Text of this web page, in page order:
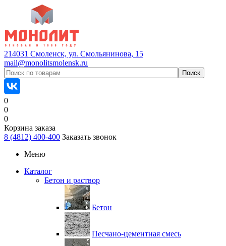
214031 Смоленск, ул. Смольянинова, 15
mail@monolitsmolensk.ru
0
0
0
Корзина заказа
8 (4812) 400-400 Заказать звонок
Меню
Каталог
Бетон и раствор
Бетон
Песчано-цементная смесь